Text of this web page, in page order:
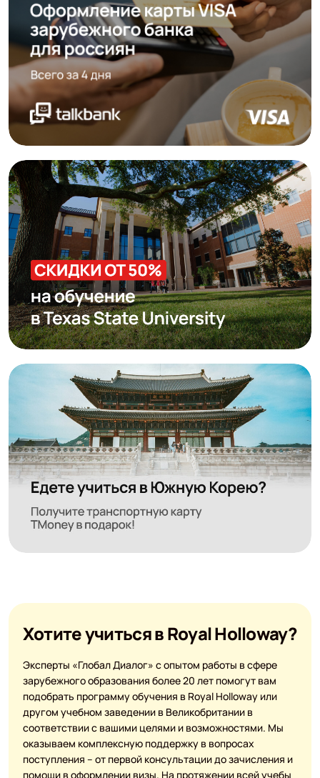
Хотите учиться в Royal Holloway?
Эксперты «Глобал Диалог» с опытом работы в сфере
зарубежного образования более 20 лет помогут вам
подобрать программу обучения в Royal Holloway или
другом учебном заведении в Великобритании в
соответствии с вашими целями и возможностями. Мы
оказываем комплексную поддержку в вопросах
поступления – от первой консультации до зачисления и
помощи в оформлении визы. На протяжении всей учебы